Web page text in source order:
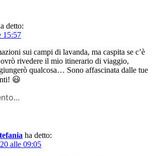
detto:
15:57
sui campi di lavanda, ma caspita se c’è
rivedere il mio itinerario di viaggio,
qualcosa… Sono affascinata dalle tue
😃
ha detto:
alle 09:05